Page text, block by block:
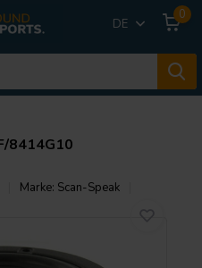
DE
0
8414G10
Marke: Scan-Speak